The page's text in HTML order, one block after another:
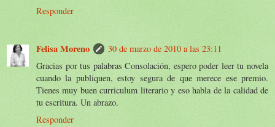
Responder
Felisa Moreno
30 de marzo de 2010 a las 23:11
Gracias por tus palabras Consolación, espero poder leer tu novela
cuando la publiquen, estoy segura de que merece ese premio.
Tienes muy buen curriculum literario y eso habla de la calidad de
tu escritura. Un abrazo.
Responder